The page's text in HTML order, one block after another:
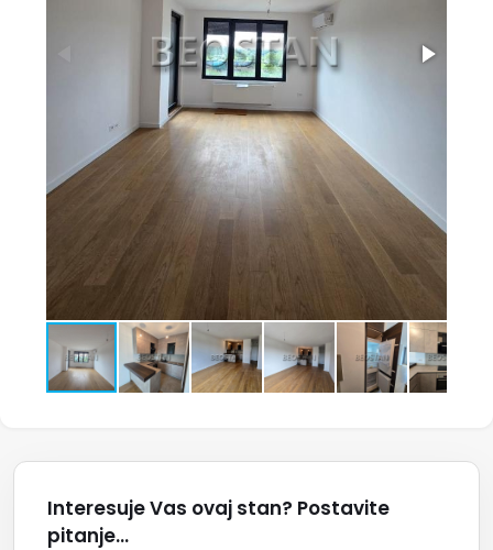
Interesuje Vas ovaj stan? Postavite
pitanje...